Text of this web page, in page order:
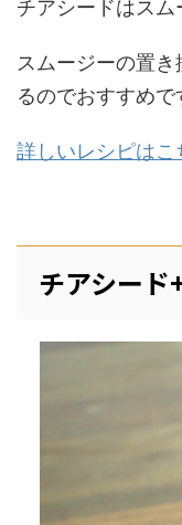
チアシードはスム
スムージーの置
るのでおすすめで
詳しいレシピはこ
チアシード